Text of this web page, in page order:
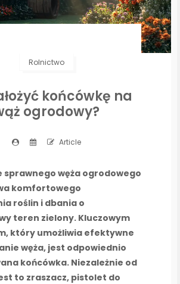
Rolnictwo
końcówkę na
ogrodowy?
Article
sprawnego węża ogrodowego
komfortowego
roślin i dbania o
teren zielony. Kluczowym
który umożliwia efektywne
węża, jest odpowiednio
końcówka. Niezależnie od
to zraszacz, pistolet do